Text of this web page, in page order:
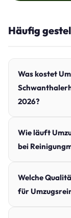
Häufig
Was kostet
2026?
Wie läuft
bei
Welche
für